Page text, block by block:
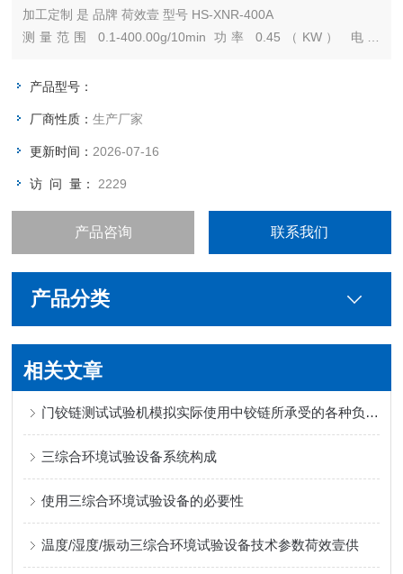
加工定制 是 品牌 荷效壹 型号 HS-XNR-400A
测量范围 0.1-400.00g/10min 功率 0.45（KW） 电源
切料方式 手动+自动切料 控温精度 ±0.5（℃ ） 温度恢复时间
控温范围 室温-450（℃）
产品型号：
厂商性质：生产厂家
更新时间： 2026-07-16
访 问 量： 2229
产品咨询 联系我们
产品分类
相关文章
门铰链测试试验机模拟实际使用中铰链所承受的各种负载和应力
三综合环境试验设备系统构成
使用三综合环境试验设备的必要性
温度/湿度/振动三综合环境试验设备技术参数荷效壹供